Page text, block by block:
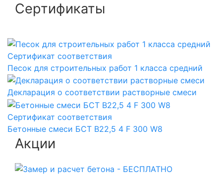
Сертификаты
Сертификат соответствия
Песок для строительных работ 1 класса средний
Декларация о соответствии растворные смеси
Сертификат соответствия
Бетонные смеси БСТ B22,5 4 F 300 W8
Акции